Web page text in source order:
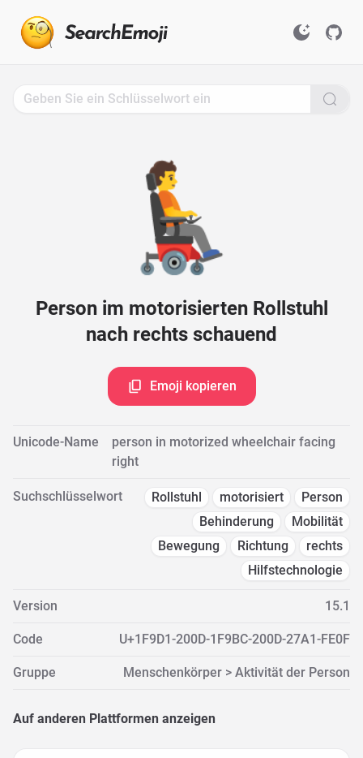
Click
🧑‍🦼‍➡️
Person im motorisierten Rollstuhl
nach rechts schauend
Emoji kopieren
Unicode-Name
person in motorized wheelchair facing
right
Suchschlüsselwort Rollstuhl motorisiert
Person
Behinderung
Mobilität
Bewegung
Richtung
rechts
Hilfstechnologie
Version 15.1
Code U+1F9D1-200D-1F9BC-200D-27A1-FE0F
Gruppe Menschenkörper > Aktivität der Person
Auf anderen Plattformen anzeigen